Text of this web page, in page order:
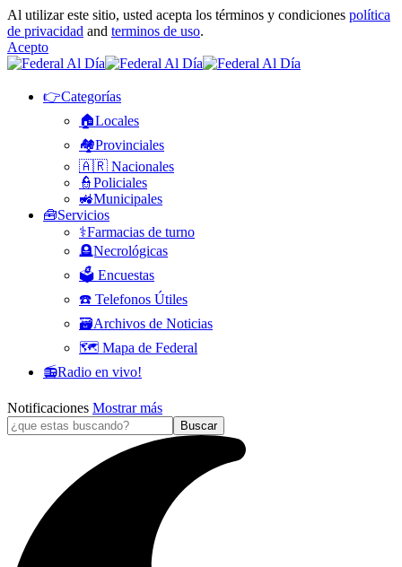
Al utilizar este sitio, usted acepta los términos y condiciones política
de privacidad and terminos de uso.
Acepto
👉Categorías
🏠Locales
🏘️Provinciales
🇦🇷 Nacionales
👮Policiales
🚜Municipales
🧰Servicios
⚕️Farmacias de turno
🪦Necrológicas
🗳️ Encuestas
☎️ Telefonos Útiles
🗃️Archivos de Noticias
🗺️ Mapa de Federal
📻Radio en vivo!
Notificaciones Mostrar más